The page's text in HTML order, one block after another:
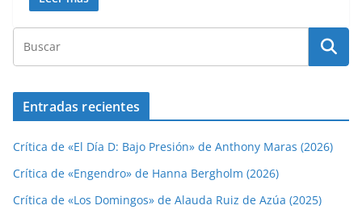
Entradas recientes
Crítica de «El Día D: Bajo Presión» de Anthony Maras (2026)
Crítica de «Engendro» de Hanna Bergholm (2026)
Crítica de «Los Domingos» de Alauda Ruiz de Azúa (2025)